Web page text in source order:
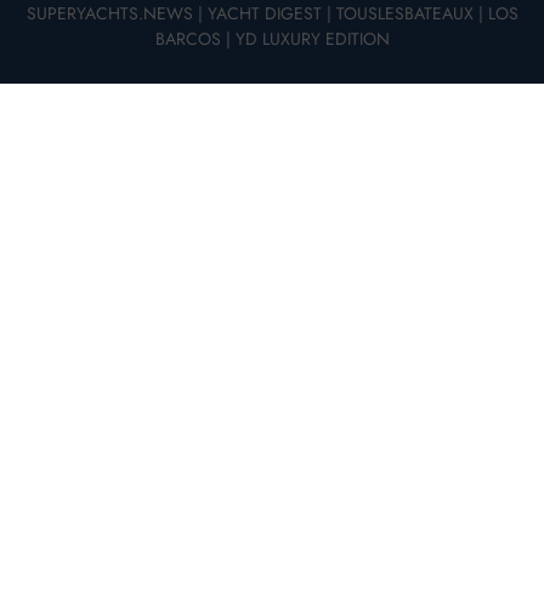
SUPERYACHTS.NEWS | YACHT DIGEST | TOUSLESBATEAUX | LOS
BARCOS | YD LUXURY EDITION